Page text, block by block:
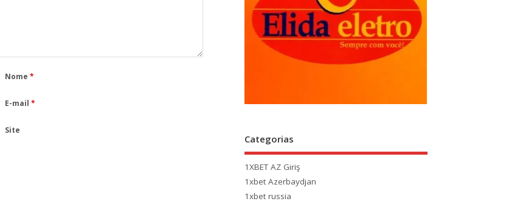
Nome*
E-mail*
Site
Categorias
1XBET AZ Giriş
1xbet Azerbaydjan
1xbet russia